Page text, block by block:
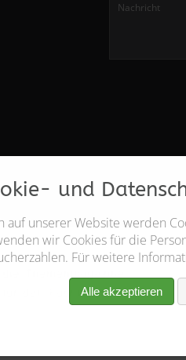
und
auf unserer Website werden
wir Cookies für die
Für weitere
Alle akzeptieren